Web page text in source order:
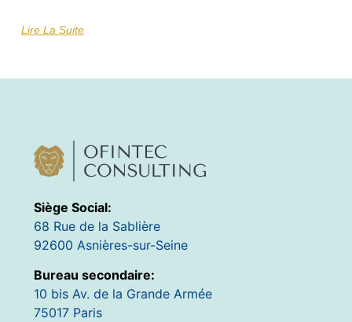
Lire La Suite
Siège Social:
68 Rue de la Sablière
92600 Asnières-sur-Seine
Bureau secondaire:
10 bis Av. de la Grande Armée
75017 Paris